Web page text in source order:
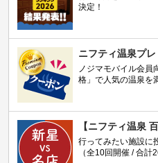
決定！
ニフティ温泉プ
ノジマモバイル会
格」で人気の温泉を
【ニフティ温泉
行ってみたい施設に
（全10回開催 / 合計